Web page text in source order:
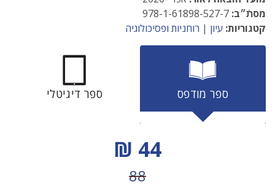
מסתֿ״ב:
קטגוריות: עיון | רוחניות ופסיכולוגיה
ספר מודפס ספר דיגיטלי
מחיר הנחה
44 ₪
מחיר לפני הנחה
88